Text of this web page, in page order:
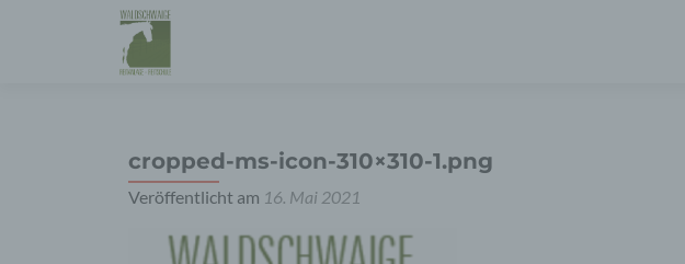
cropped-ms-icon-310×310-1.png
Veröffentlicht am 16. Mai 2021